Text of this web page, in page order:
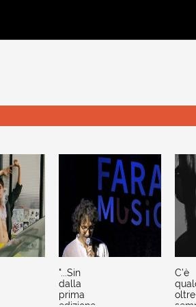
"...Sin
dalla
prima
C’è